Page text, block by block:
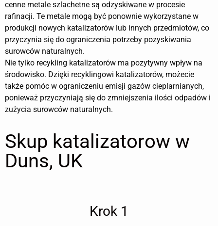
cenne metale szlachetne są odzyskiwane w procesie
rafinacji. Te metale mogą być ponownie wykorzystane w
produkcji nowych katalizatorów lub innych przedmiotów, co
przyczynia się do ograniczenia potrzeby pozyskiwania
surowców naturalnych.
Nie tylko recykling katalizatorów ma pozytywny wpływ na
środowisko. Dzięki recyklingowi katalizatorów, możecie
także pomóc w ograniczeniu emisji gazów cieplarnianych,
ponieważ przyczyniają się do zmniejszenia ilości odpadów i
zużycia surowców naturalnych.
Skup katalizatorow w
Duns, UK
Krok 1